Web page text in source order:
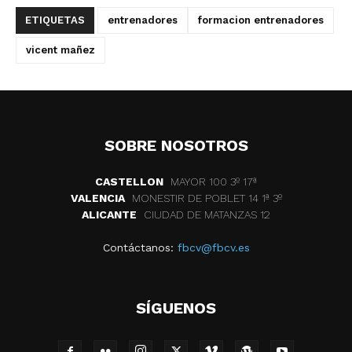
ETIQUETAS entrenadores formacion entrenadores
vicent mañez
SOBRE NOSOTROS
CASTELLON
MAYOR 100 3º 17ª
VALENCIA
MONESTIR DE POBLET 14 1ª 3º
ALICANTE
CIUDAD DE MATANZAS 12
Contáctanos: fbcv@fbcv.es
SÍGUENOS